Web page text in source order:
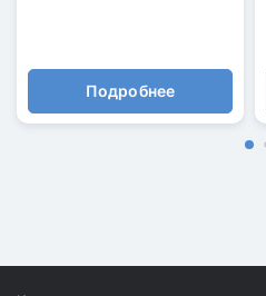
Подробнее